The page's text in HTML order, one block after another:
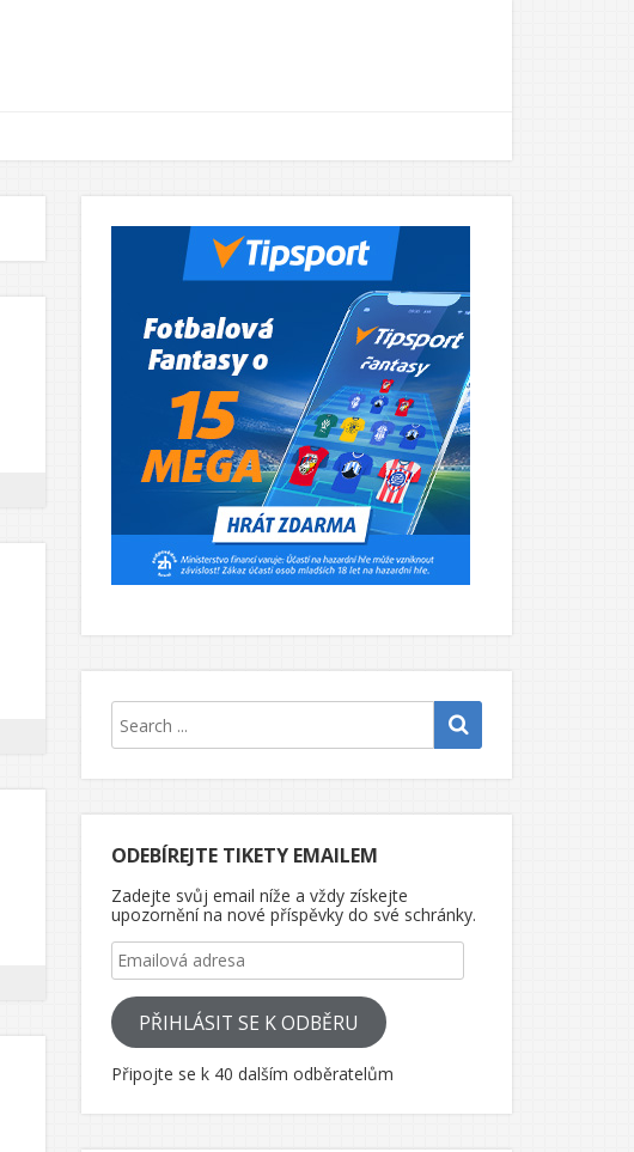
ODEBÍREJTE TIKETY EMAILEM
Zadejte svůj email níže a vždy získejte
upozornění na nové příspěvky do své schránky.
Emailová adresa
PŘIHLÁSIT SE K ODBĚRU
Připojte se k 40 dalším odběratelům